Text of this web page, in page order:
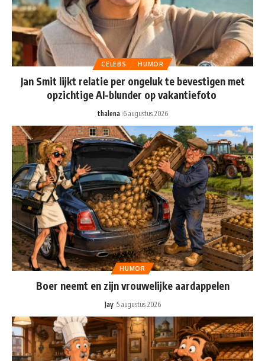
CELEBS HUMOR
Jan Smit lijkt relatie per ongeluk te bevestigen met
opzichtige AI-blunder op vakantiefoto
thalena 6 augustus 2026
HUMOR
Boer neemt en zijn vrouwelijke aardappelen
Jay 5 augustus 2026